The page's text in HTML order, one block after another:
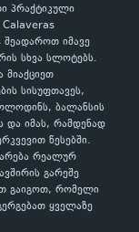
პრაქტიკული
შეადაროთ იმავე
სხვა სლოტებს.
მიაქციეთ
სისუფთავეს,
ბალანსის
და იმას, რამდენად
წესებში.
რეალურ
გარეშე
გაიგოთ, რომელი
ყველაზე